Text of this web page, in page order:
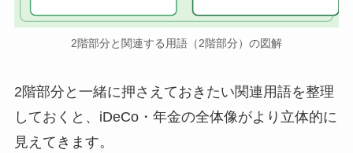
2階部分と関連する用語（2階部分）の図解
2階部分と一緒に押さえておきたい関連用語を整理
しておくと、iDeCo・年金の全体像がより立体的に
見えてきます。